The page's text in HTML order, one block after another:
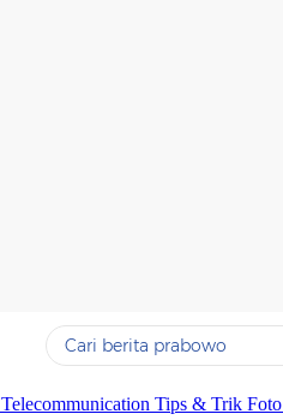
Yang sedang ramai dicari
Telecommunication Tips & Trik Foto